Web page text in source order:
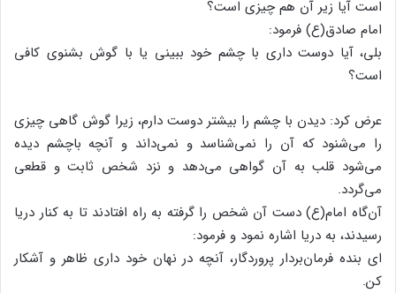
است آیا زیر آن هم چیزی است؟
امام صادق(ع) فرمود:
بلی، آیا دوست داری با چشم خود ببینی یا با گوش بشنوی کافی
است؟
عرض کرد: دیدن با چشم را بیشتر دوست دارم، زیرا گوش گاهی چیزی
را می‌شنود که آن را نمی‌شناسد و نمی‌داند و آنچه باچشم دیده
می‌شود قلب به آن گواهی می‌دهد و نزد شخص ثابت و قطعی
می‌گردد.
آن‌گاه امام(ع) دست آن شخص را گرفته به راه افتادند تا به کنار دریا
رسیدند، به دریا اشاره نمود و فرمود:
ای بنده فرمان‌بردار پروردگار، آنچه در نهان خود داری ظاهر و آشکار
کن.